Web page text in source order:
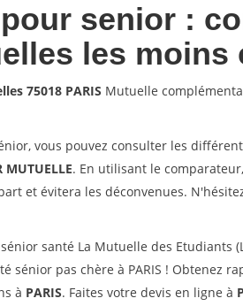
senior :
les moins
75018 PARIS Mutuelle
vous pouvez consulter les
MUTUELLE. En utilisant le
et évitera les déconvenues.
santé La Mutuelle des Etudiants
sénior pas chère à PARIS ! Obtenez
à PARIS. Faites votre devis en ligne à